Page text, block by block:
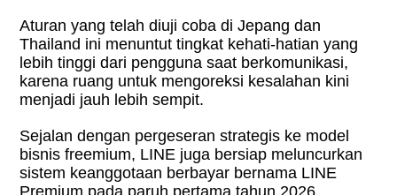
Aturan yang telah diuji coba di Jepang dan
Thailand ini menuntut tingkat kehati-hatian yang
lebih tinggi dari pengguna saat berkomunikasi,
karena ruang untuk mengoreksi kesalahan kini
menjadi jauh lebih sempit.
Sejalan dengan pergeseran strategis ke model
bisnis freemium, LINE juga bersiap meluncurkan
sistem keanggotaan berbayar bernama LINE